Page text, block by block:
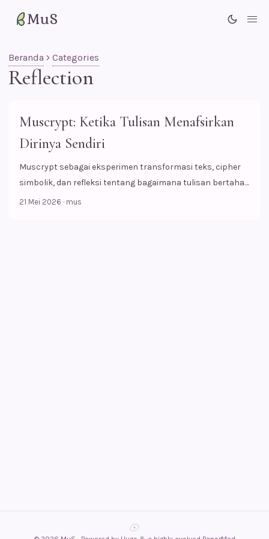
MuS
Beranda Categories
Reflection
Muscrypt: Ketika Tulisan Menafsirkan
Dirinya Sendiri
Muscrypt sebagai eksperimen transformasi teks, cipher
simbolik, dan refleksi tentang bagaimana tulisan bertahan
di tengah budaya visual.
21 Mei 2026 · mus